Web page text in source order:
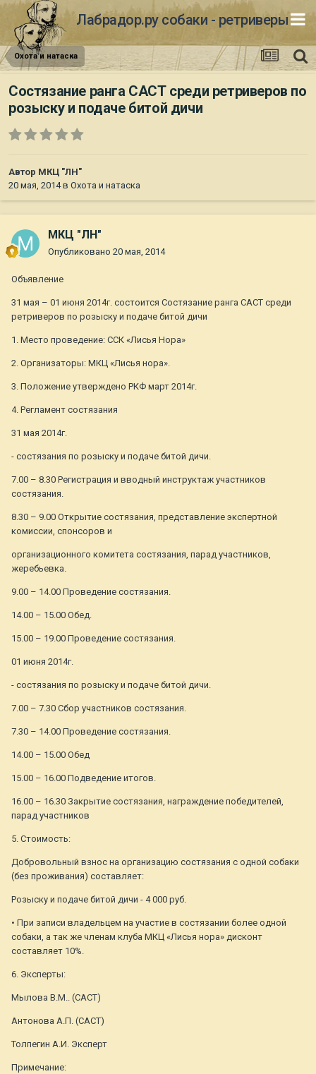
Лабрадор.ру собаки - ретриверы
Охота и натаска
Состязание ранга САСТ среди ретриверов по
розыску и подаче битой дичи
Автор МКЦ "ЛН"
20 мая, 2014в Охота и натаска
МКЦ "ЛН"
Опубликовано 20 мая, 2014
Объявление
31 мая – 01 июня 2014г. состоится Состязание ранга САСТ среди
ретриверов по розыску и подаче битой дичи
1. Место проведение: ССК «Лисья Нора»
2. Организаторы: МКЦ «Лисья нора».
3. Положение утверждено РКФ март 2014г.
4. Регламент состязания
31 мая 2014г.
- состязания по розыску и подаче битой дичи.
7.00 – 8.30 Регистрация и вводный инструктаж участников
состязания.
8.30 – 9.00 Открытие состязания, представление экспертной
комиссии, спонсоров и
организационного комитета состязания, парад участников,
жеребьевка.
9.00 – 14.00 Проведение состязания.
14.00 – 15.00 Обед.
15.00 – 19.00 Проведение состязания.
01 июня 2014г.
- состязания по розыску и подаче битой дичи.
7.00 – 7.30 Сбор участников состязания.
7.30 – 14.00 Проведение состязания.
14.00 – 15.00 Обед
15.00 – 16.00 Подведение итогов.
16.00 – 16.30 Закрытие состязания, награждение победителей,
парад участников
5. Стоимость:
Добровольный взнос на организацию состязания с одной собаки
(без проживания) составляет:
Розыску и подаче битой дичи - 4 000 руб.
• При записи владельцем на участие в состязании более одной
собаки, а так же членам клуба МКЦ «Лисья нора» дисконт
составляет 10%.
6. Эксперты:
Мылова В.М.. (САСТ)
Антонова А.П. (САСТ)
Толпегин А.И. Эксперт
Примечание: